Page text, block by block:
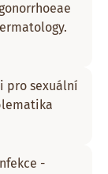
pro sexuální
-